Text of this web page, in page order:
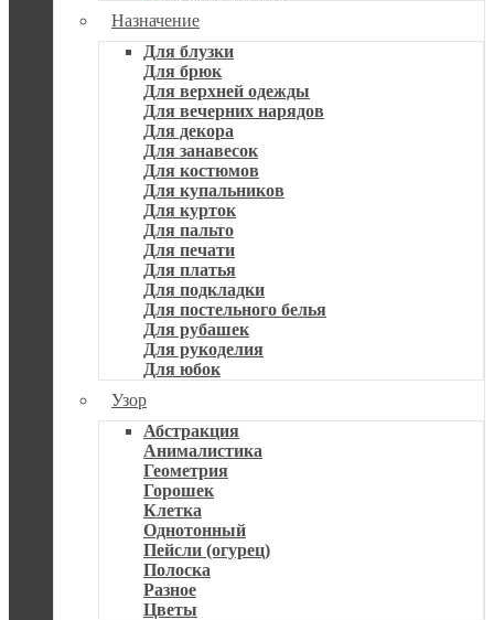
Назначение
Для блузки
Для брюк
Для верхней одежды
Для вечерних нарядов
Для декора
Для занавесок
Для костюмов
Для купальников
Для курток
Для пальто
Для печати
Для платья
Для подкладки
Для постельного белья
Для рубашек
Для рукоделия
Для юбок
Узор
Абстракция
Анималистика
Геометрия
Горошек
Клетка
Однотонный
Пейсли (огурец)
Полоска
Разное
Цветы